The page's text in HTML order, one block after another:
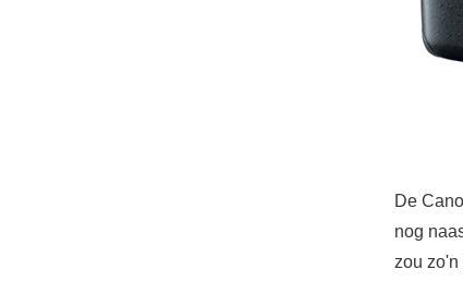
De
nog
zou